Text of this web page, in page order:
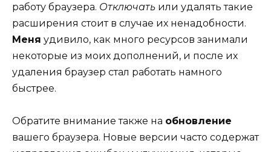
работу браузера. Отключать или удалять такие
расширения стоит в случае их ненадобности.
Меня удивило, как много ресурсов занимали
некоторые из моих дополнений, и после их
удаления браузер стал работать намного
быстрее.
Обратите внимание также на обновление
вашего браузера. Новые версии часто содержат